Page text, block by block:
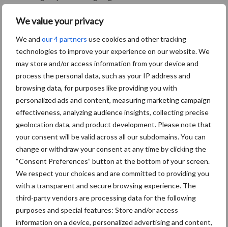
We value your privacy
We and our 4 partners use cookies and other tracking
technologies to improve your experience on our website. We
may store and/or access information from your device and
process the personal data, such as your IP address and
browsing data, for purposes like providing you with
personalized ads and content, measuring marketing campaign
effectiveness, analyzing audience insights, collecting precise
geolocation data, and product development. Please note that
your consent will be valid across all our subdomains. You can
change or withdraw your consent at any time by clicking the
“Consent Preferences” button at the bottom of your screen.
We respect your choices and are committed to providing you
with a transparent and secure browsing experience. The
third-party vendors are processing data for the following
purposes and special features: Store and/or access
information on a device, personalized advertising and content,
Bron:Reesink Agri
Aanbevolen voor jou!
Tot 5 ton per wiel om
ondergrondverdichting te
beperken
Jaarverslag 2025 Royal A-
ware: omzet groeit,
nettoresultaat daalt
Machines en werktuigen
gewild doelwit criminelen